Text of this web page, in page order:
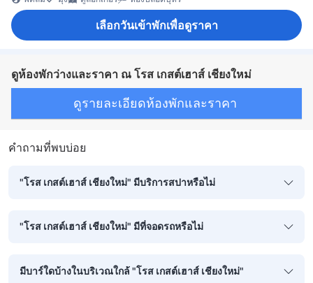
เลือกวันเข้าพักเพื่อดูราคา
ดูห้องพักว่างและราคา ณ โรส เกสต์เฮาส์ เชียงใหม่
ดูรายละเอียดห้องพักและราคา
คำถามที่พบบ่อย
"โรส เกสต์เฮาส์ เชียงใหม่" มีบริการสปาหรือไม่
"โรส เกสต์เฮาส์ เชียงใหม่" มีที่จอดรถหรือไม่
มีบาร์ใดบ้างในบริเวณใกล้ "โรส เกสต์เฮาส์ เชียงใหม่"